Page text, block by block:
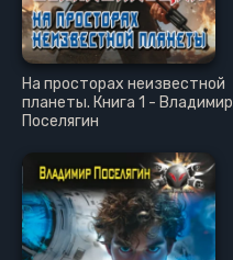
На просторах неизвестной
планеты. Книга 1 - Владимир
Поселягин